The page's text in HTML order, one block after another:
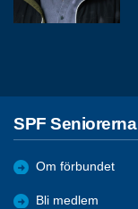
SPF Seniorerna
Om förbundet
Bli medlem